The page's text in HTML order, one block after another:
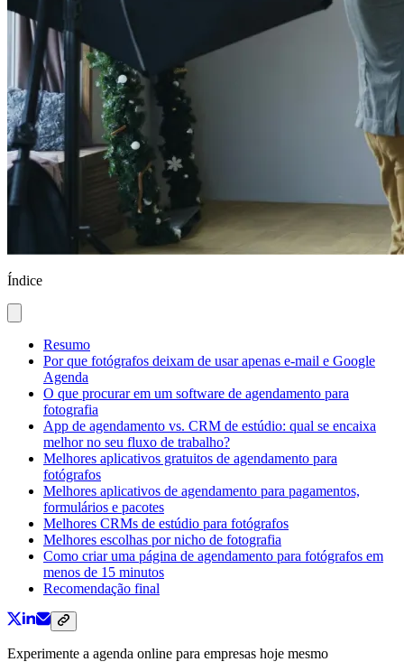
Índice
Resumo
Por que fotógrafos deixam de usar apenas e-mail e Google
Agenda
O que procurar em um software de agendamento para
fotografia
App de agendamento vs. CRM de estúdio: qual se encaixa
melhor no seu fluxo de trabalho?
Melhores aplicativos gratuitos de agendamento para
fotógrafos
Melhores aplicativos de agendamento para pagamentos,
formulários e pacotes
Melhores CRMs de estúdio para fotógrafos
Melhores escolhas por nicho de fotografia
Como criar uma página de agendamento para fotógrafos em
menos de 15 minutos
Recomendação final
Experimente a agenda online para empresas hoje mesmo